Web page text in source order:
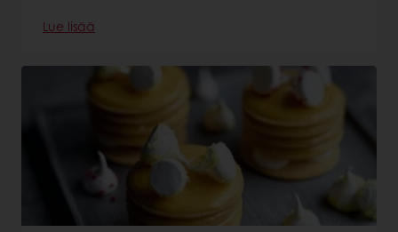
Lue lisää